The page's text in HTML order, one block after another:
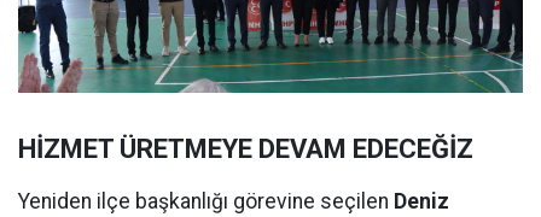
HİZMET ÜRETMEYE DEVAM EDECEĞİZ
Yeniden ilçe başkanlığı görevine seçilen Deniz